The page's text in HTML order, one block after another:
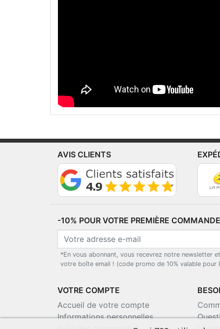
AVIS CLIENTS
-10% POUR VOTRE PREMIÈRE
*En vous abonnant, vous recevrez notre newsletter
votre boîte email ! (code promo de 10% valable pour
VOTRE COMPTE
Accueil de votre compte
Informations personnelles